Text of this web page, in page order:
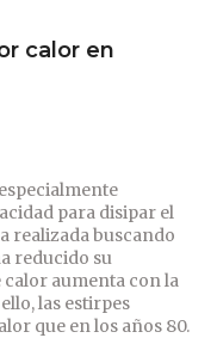
calor en
para disipar el
realizada buscando
reducido su
aumenta con la
las estirpes
que en los años 80.